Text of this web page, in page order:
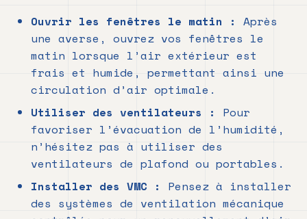
Ouvrir les fenêtres le matin : Après
une averse, ouvrez vos fenêtres le
matin lorsque l’air extérieur est
frais et humide, permettant ainsi une
circulation d’air optimale.
Utiliser des ventilateurs :
Pour
favoriser l’évacuation de l’humidité,
n’hésitez pas à utiliser des
ventilateurs de plafond ou portables.
Installer des VMC :
Pensez à installer
des systèmes de ventilation mécanique